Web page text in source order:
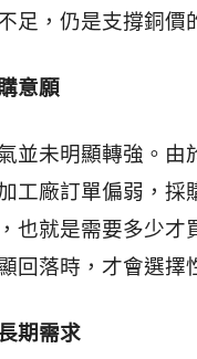
足，仍是支撐銅價
意願
並未明顯轉強。由
工廠訂單偏弱，採
也就是需要多少才
回落時，才會選擇
期需求